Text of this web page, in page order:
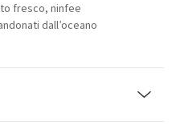
fresco, ninfee
dall’oceano